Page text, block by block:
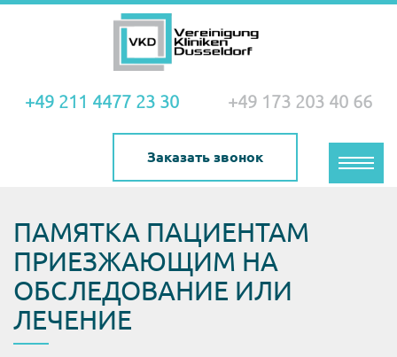
+49 211 4477 23 30 +49 173 203 40 66
Заказать звонок
Toggle
ПАМЯТКА ПАЦИЕНТАМ
ПРИЕЗЖАЮЩИМ НА
ОБСЛЕДОВАНИЕ ИЛИ
ЛЕЧЕНИЕ